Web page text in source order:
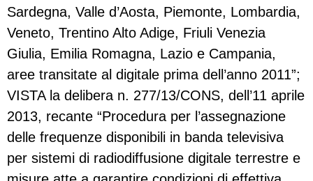
Sardegna, Valle d’Aosta, Piemonte, Lombardia,
Veneto, Trentino Alto Adige, Friuli Venezia
Giulia, Emilia Romagna, Lazio e Campania,
aree transitate al digitale prima dell’anno 2011”;
VISTA la delibera n. 277/13/CONS, dell’11 aprile
2013, recante “Procedura per l’assegnazione
delle frequenze disponibili in banda televisiva
per sistemi di radiodiffusione digitale terrestre e